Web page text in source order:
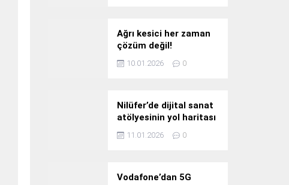
Ağrı kesici her zaman
çözüm değil!
10.01.2026 0
Nilüfer’de dijital sanat
atölyesinin yol haritası
konuşuldu
11.01.2026 0
Vodafone’dan 5G